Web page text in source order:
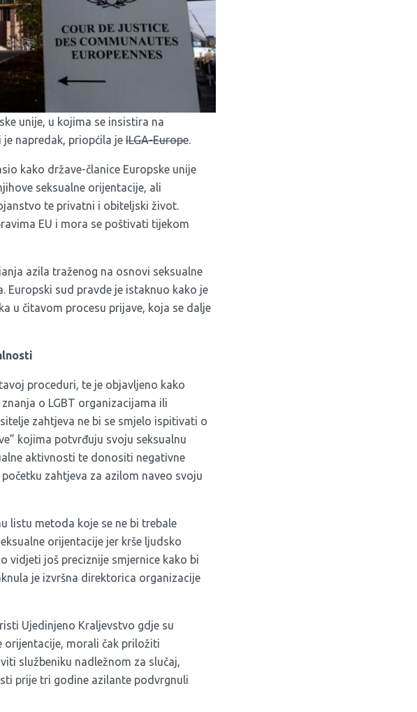
unije, u kojima se insistira na
napredak, priopćila je ILGA-Europe.
kako države-članice Europske unije
seksualne orijentacije, ali
te privatni i obiteljski život.
EU i mora se poštivati tijekom
azila traženog na osnovi seksualne
Europski sud pravde je istaknuo kako je
u čitavom procesu prijave, koja se dalje
proceduri, te je objavljeno kako
o LGBT organizacijama ili
zahtjeva ne bi se smjelo ispitivati o
kojima potvrđuju svoju seksualnu
aktivnosti te donositi negativne
zahtjeva za azilom naveo svoju
listu metoda koje se ne bi trebale
orijentacije jer krše ljudsko
vidjeti još preciznije smjernice kako bi
je izvršna direktorica organizacije
Ujedinjeno Kraljevstvo gdje su
orijentacije, morali čak priložiti
službeniku nadležnom za slučaj,
prije tri godine azilante podvrgnuli